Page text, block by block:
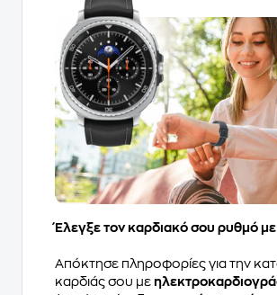
Έλεγξε τον καρδιακό σου ρυθμό
Απόκτησε πληροφορίες για την
καρδιάς σου με